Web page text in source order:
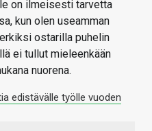
on ilmeisesti tarvetta
kun olen useamman
ostarilla puhelin
ei tullut mieleenkään
nuorena.
edistävälle työlle vuoden